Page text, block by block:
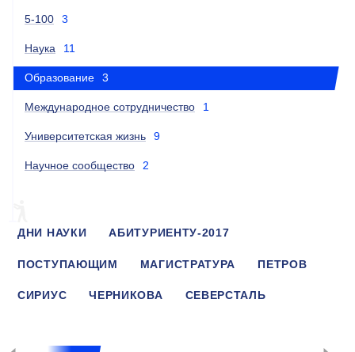
5-100 3
Наука 11
Образование 3
Международное сотрудничество 1
Университетская жизнь 9
Научное сообщество 2
ДНИ НАУКИ АБИТУРИЕНТУ-2017
ПОСТУПАЮЩИМ МАГИСТРАТУРА ПЕТРОВ
СИРИУС ЧЕРНИКОВА СЕВЕРСТАЛЬ